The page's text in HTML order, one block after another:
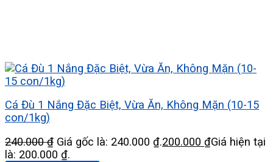
Cá Đù 1 Nắng Đặc Biệt, Vừa Ăn, Không Mặn (10-15
con/1kg)
240.000₫ Giá gốc là: 240.000 ₫.200.000 ₫Giá hiện tại
là: 200.000 ₫.